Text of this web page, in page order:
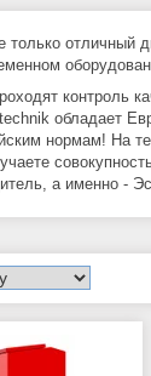
отличный
контроль
обладает
нормам! На
а именно -